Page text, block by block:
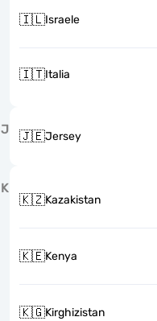
🇮🇱Israele
🇮🇹Italia
J 🇯🇪Jersey
K
🇰🇿Kazakistan
🇰🇪Kenya
🇰🇬Kirghizistan